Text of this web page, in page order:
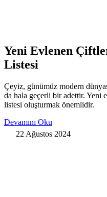
Yeni Evlenen
Listesi
Çeyiz, günümüz modern
da hala geçerli bir adettir. Yeni
listesi oluşturmak önemlidir.
Devamını Oku
22 Ağustos 2024